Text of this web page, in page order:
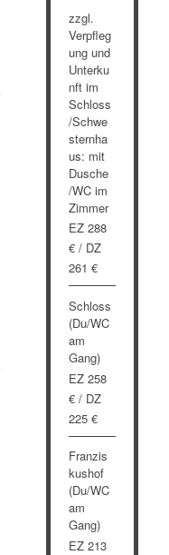
zzgl.
Verpfleg
ung und
Unterku
nft im
Schloss
/Schwe
sternha
us: mit
Dusche
/WC im
Zimmer
EZ 288
€ / DZ
261 €
Schloss
(Du/WC
am
Gang)
EZ 258
€ / DZ
225 €
Franzis
kushof
(Du/WC
am
Gang)
EZ 213